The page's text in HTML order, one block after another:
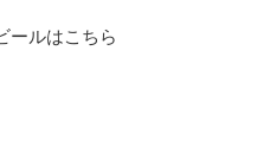
ールはこちら